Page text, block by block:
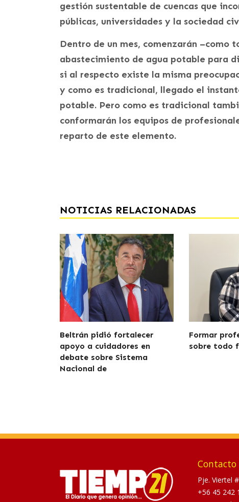
gestión sustentable de cuencas que
públicas, universidades y la sociedad
Dentro de un mes, comenzarán –como
abastecimiento de agua potable para
si al respecto existe la misma
y como es tradicional, llegado el
potable. Pero como es tradicional
conformarán los equipos de
reparto de este elemento.
NOTICIAS RELACIONADAS
Beltrán pidió fortalecer
apoyo a cuidadores en
debate sobre Sistema
Nacional de
Formar
sobre todo
Contacto
Pje. Viertel
+56 45 242